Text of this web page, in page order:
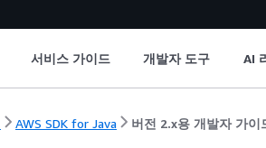
서비스 가이드 개발자 도구 AI
AWS SDK for Java 버전 2.x용 개발자 가이